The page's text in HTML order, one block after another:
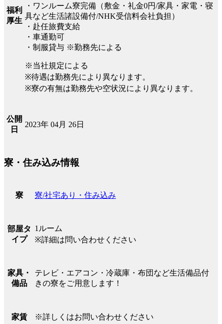
福利
厚生
・ワンルーム寮完備（敷金・礼金0円/家具・家電・寝
具など生活諸設備付/NHK受信料会社負担）
・赴任旅費支給
・車通勤可
・制服貸与 ※勤務先による
※当社規定による
※待遇は勤務先により異なります。
※寮の有無は勤務先や空状況により異なります。
公開
日
2023年 04月 26日
寮・住み込み情報
寮 寮/社宅あり・住み込み
部屋タ
イプ
1ルーム
※詳細は問い合わせください
家具・
備品
テレビ・エアコン・冷蔵庫・布団など生活備品付
きの寮をご用意します！
家賃 ※詳しくはお問い合わせください